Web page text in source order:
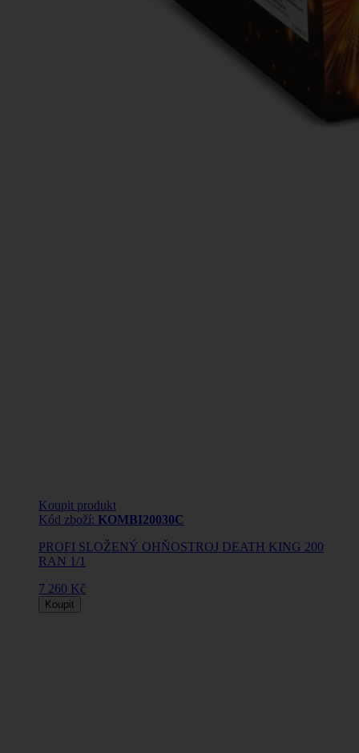
Koupit produkt
Kód zboží: KOMBI20030C
PROFI SLOŽENÝ OHŇOSTROJ DEATH KING 200
RAN 1/1
7 260 Kč
Koupit